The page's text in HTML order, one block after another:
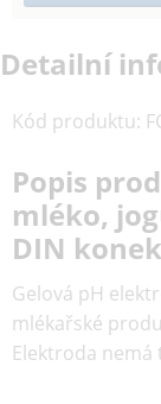
Detailní
Kód produktu:
Popis
mléko,
DIN
Gelová pH
mlékařské
Elektroda